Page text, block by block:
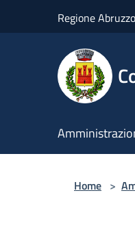
Regione Abruzzo
Home >